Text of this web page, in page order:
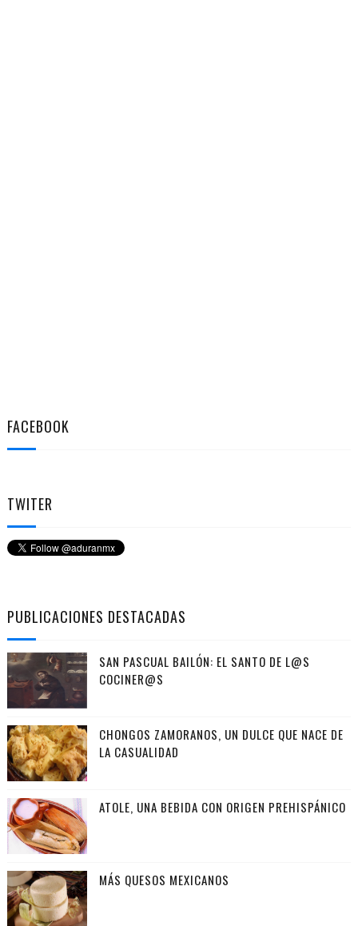
FACEBOOK
TWITER
PUBLICACIONES DESTACADAS
SAN PASCUAL BAILÓN: EL SANTO DE L@S
COCINER@S
CHONGOS ZAMORANOS, UN DULCE QUE NACE DE
LA CASUALIDAD
ATOLE, UNA BEBIDA CON ORIGEN PREHISPÁNICO
MÁS QUESOS MEXICANOS